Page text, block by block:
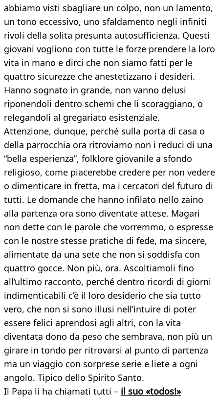
abbiamo visti sbagliare un colpo, non un lamento,
un tono eccessivo, uno sfaldamento negli infiniti
rivoli della solita presunta autosufficienza. Questi
giovani vogliono con tutte le forze prendere la loro
vita in mano e dirci che non siamo fatti per le
quattro sicurezze che anestetizzano i desideri.
Hanno sognato in grande, non vanno delusi
riponendoli dentro schemi che li scoraggiano, o
relegandoli al gregariato esistenziale.
Attenzione, dunque, perché sulla porta di casa o
della parrocchia ora ritroviamo non i reduci di una
“bella esperienza”, folklore giovanile a sfondo
religioso, come piacerebbe credere per non vedere
o dimenticare in fretta, ma i cercatori del futuro di
tutti. Le domande che hanno infilato nello zaino
alla partenza ora sono diventate attese. Magari
non dette con le parole che vorremmo, o espresse
con le nostre stesse pratiche di fede, ma sincere,
alimentate da una sete che non si soddisfa con
quattro gocce. Non più, ora. Ascoltiamoli fino
all’ultimo racconto, perché dentro ricordi di giorni
indimenticabili c’è il loro desiderio che sia tutto
vero, che non si sono illusi nell’intuire di poter
essere felici aprendosi agli altri, con la vita
diventata dono da peso che sembrava, non più un
girare in tondo per ritrovarsi al punto di partenza
ma un viaggio con sorprese serie e liete a ogni
angolo. Tipico dello Spirito Santo.
Il Papa li ha chiamati tutti – il suo «todos!»